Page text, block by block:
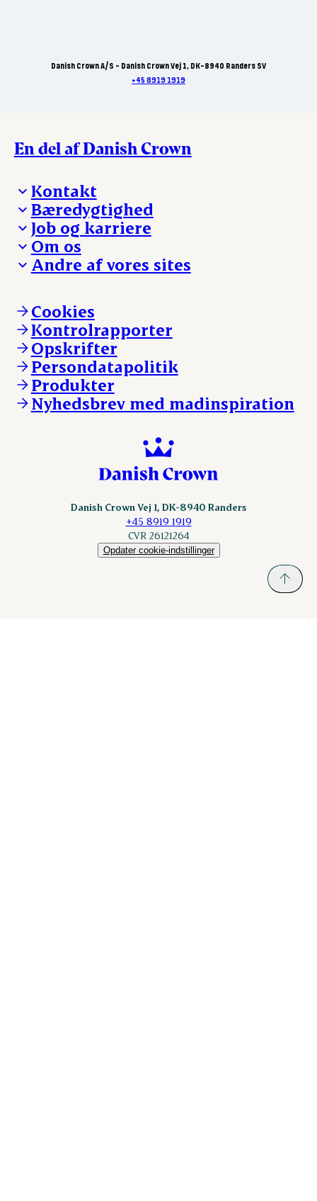
Danish Crown A/S - Danish Crown Vej 1, DK-8940 Randers SV
+45 8919 1919
En del af Danish Crown
Kontakt
Besøg Danish Crown
Presse og nyheder
Reklamationer
Whistleblower
Øvrige henvendelser
Bæredygtighed
Fra jord til bord
Hverdagen
Ansvarlighed og nøgletal
Job og karriere
Arbejd med os
Ledige stillinger
Om os
Hvem er vi
Vores resultater
Vores lokationer
Kontakt
Andre af vores sites
Andelsejere - kreatur
Danishcrownprofessional.com
DAT-Schaub.com
ESS-FOOD.com
Fonden Dansk Gastronomi
KLS.se
nordicspoor.com
Scanhide.dk
Cookies
Kontrolrapporter
Opskrifter
Persondatapolitik
Produkter
Nyhedsbrev med madinspiration
Danish Crown Vej 1, DK-8940 Randers
+45 8919 1919
CVR 26121264
Opdater cookie-indstillinger